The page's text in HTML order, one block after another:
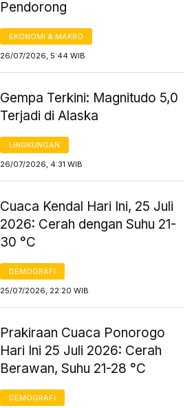
Pendorong
EKONOMI & MAKRO
26/07/2026, 5:44 WIB
Gempa Terkini: Magnitudo 5,0
Terjadi di Alaska
LINGKUNGAN
26/07/2026, 4:31 WIB
Cuaca Kendal Hari Ini, 25 Juli
2026: Cerah dengan Suhu 21-
30 °C
DEMOGRAFI
25/07/2026, 22:20 WIB
Prakiraan Cuaca Ponorogo
Hari Ini 25 Juli 2026: Cerah
Berawan, Suhu 21-28 °C
DEMOGRAFI